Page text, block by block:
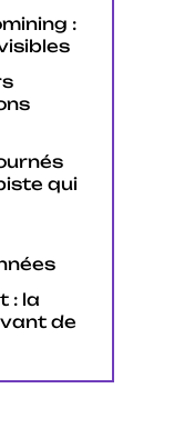
:
qui
: la
de